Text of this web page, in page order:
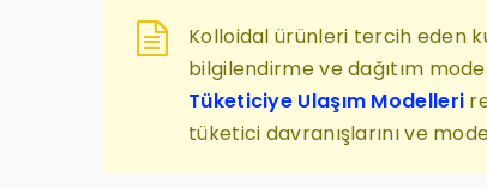
Kolloidal ürünleri tercih eden
bilgilendirme ve dağıtım
Tüketiciye Ulaşım Modelleri
tüketici davranışlarını ve